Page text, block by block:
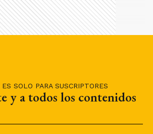
SOLO PARA SUSCRIPTORES
y a todos los contenidos